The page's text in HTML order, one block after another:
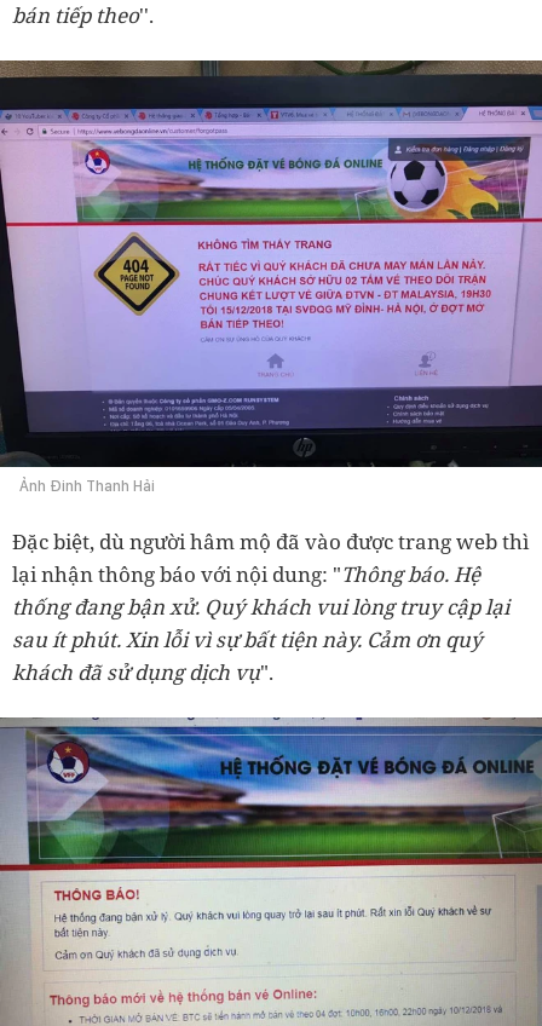
bán tiếp theo''.
Ảnh Đinh Thanh Hải
Đặc biệt, dù người hâm mộ đã vào được trang web thì
lại nhận thông báo với nội dung: "Thông báo. Hệ
thống đang bận xử. Quý khách vui lòng truy cập lại
sau ít phút. Xin lỗi vì sự bất tiện này. Cảm ơn quý
khách đã sử dụng dịch vụ".